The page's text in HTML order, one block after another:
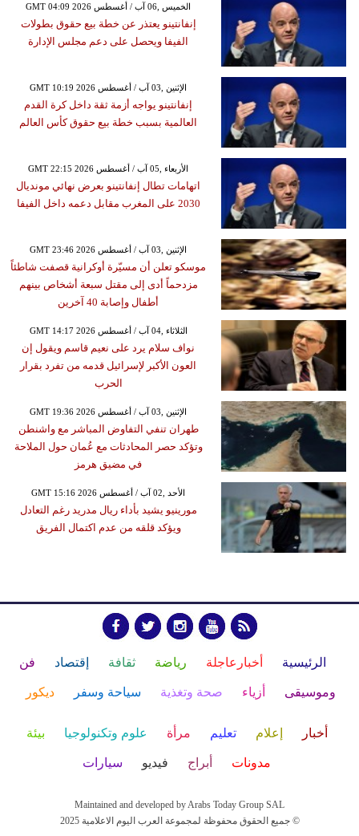
GMT 04:09 2026 الخميس ,06 آب / أغسطس
إنفانتينو يعتذر عن خطة بيع حقوق بطولات
الفيفا ويحصل على دعم مجلس الإدارة
GMT 10:19 2026 الإثنين ,03 آب / أغسطس
إنفانتينو يواجه أزمة ثقة داخل كرة القدم
العالمية بسبب خطة بيع حقوق كأس العالم
GMT 22:15 2026 الأربعاء ,05 آب / أغسطس
اتهامات تطال إنفانتينو بعرض نهائي مونديال
2030 على المغرب مقابل دعمه داخل الفيفا
GMT 23:46 2026 الإثنين ,03 آب / أغسطس
موسكو تعلن أن مسيّرة أوكرانية قصفت شاطئاً
مزدحماً أدى إلى مقتل سبعة أشخاص بينهم
أطفال وإصابة 40 آخرين
GMT 14:17 2026 الثلاثاء ,04 آب / أغسطس
نواف سلام يرد على نعيم قاسم ويقول إن
العون الأكبر لإسرائيل قدمه من تفرد بقرار
الحرب
GMT 19:36 2026 الإثنين ,03 آب / أغسطس
طهران تنفي التفاوض المباشر مع واشنطن
وتؤكد حصر المحادثات مع عُمان حول الملاحة
في مضيق هرمز
GMT 15:16 2026 الأحد ,02 آب / أغسطس
مورينيو يشيد بأداء ريال مدريد رغم التعادل
ويؤكد قلقه من عدم اكتمال الفريق
الرئيسية أخبارعاجلة رياضة ثقافة إقتصاد فن
وموسيقى أزياء صحة وتغذية سياحة وسفر ديكور
أخبار إعلام تعليم مرأة علوم وتكنولوجيا بيئة
مدونات أبراج فيديو سيارات
Maintained and developed by Arabs Today Group SAL
جميع الحقوق محفوظة لمجموعة العرب اليوم الاعلامية 2025 ©